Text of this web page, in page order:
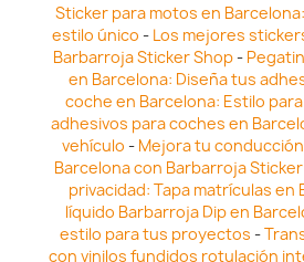
Sticker para motos en
estilo único - Los mejores
Barbarroja Sticker Shop-
en Barcelona: Diseña tus
coche en Barcelona: Estilo
adhesivos para coches en
vehículo - Mejora tu
Barcelona con Barbarroja
privacidad: Tapa matrículas en
líquido Barbarroja Dip en
estilo para tus proyectos -
con vinilos fundidos rotulación